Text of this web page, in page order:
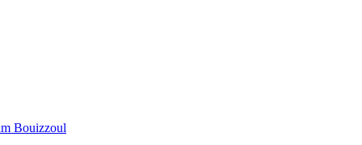
Bouizzoul